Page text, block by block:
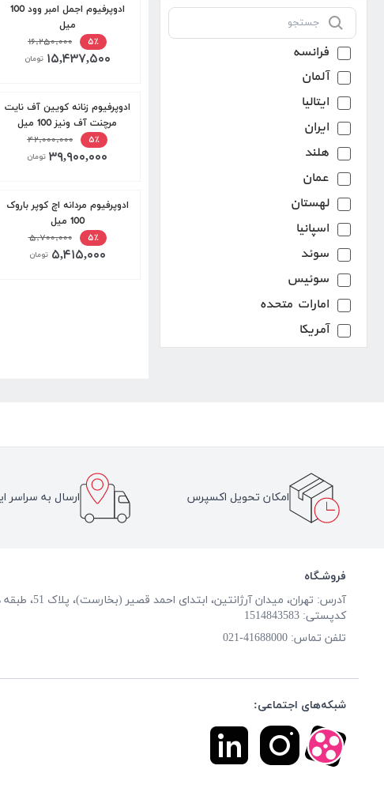
ادویه ای با طراوت
میوه ای
روایح سبز
عسل و موم
گیاهی
Spices
چرم
دریایی
مشک
عودی
نعنا هندی
پودری
گل سرخ
ادویه ای ملایم
وانیل
گل های سفید
گل های زرد
فرانسه
آلمان
ایتالیا
ایران
هلند
عمان
لهستان
اسپانیا
سوئد
سوئیس
امارات متحده
آمریکا
ادوپرفیوم اجمل امبر وود 100
میل
۵٪
۱۶,۲۵۰,۰۰۰
۱۵,۴۳۷,۵۰۰ تومان
ادوپرفیوم زنانه کویین آف نایت
مرچنت آف ونیز 100 میل
۵٪
۴۲,۰۰۰,۰۰۰
۳۹,۹۰۰,۰۰۰ تومان
ادوپرفیوم مردانه اچ کوپر باروک
100 میل
۵٪
۵,۷۰۰,۰۰۰
۵,۴۱۵,۰۰۰ تومان
امکان تحویل اکسپرس ارسال به سراسر
فروشـگاه
آدرس: تهران، میدان آرژانتین، ابتدای احمد قصیر (بخارست)، پلاک 51، طبقه همکف
کدپستی: 1514843583
تلفن تماس: 41688000-021
شبکه‌های اجتماعی: